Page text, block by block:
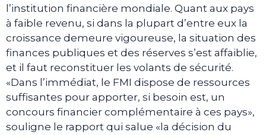
l’institution financière mondiale. Quant aux pays
à faible revenu, si dans la plupart d’entre eux la
croissance demeure vigoureuse, la situation des
finances publiques et des réserves s’est affaiblie,
et il faut reconstituer les volants de sécurité.
«Dans l’immédiat, le FMI dispose de ressources
suffisantes pour apporter, si besoin est, un
concours financier complémentaire à ces pays»,
souligne le rapport qui salue «la décision du